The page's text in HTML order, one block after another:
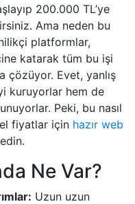
200.000 TL’ye
Ama neden bu
platformlar,
katarak tüm bu işi
çözüyor. Evet, yanlış
kuruyorlar hem de
Peki, bu nasıl
fiyatlar için hazır web
Ne Var?
Uzun uzun